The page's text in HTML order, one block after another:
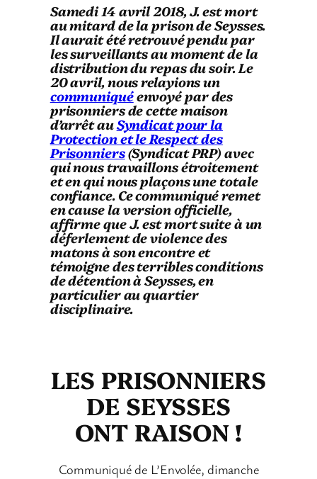
Samedi 14 avril 2018, J. est mort
au mitard de la prison de Seysses.
Il aurait été retrouvé pendu par
les surveillants au moment de la
distribution du repas du soir. Le
20 avril, nous relayions un
communiquéenvoyé par des
prisonniers de cette maison
d’arrêt auSyndicat pour la
Protection et le Respect des
Prisonniers(Syndicat PRP) avec
qui nous travaillons étroitement
et en qui nous plaçons une totale
confiance. Ce communiqué remet
en cause la version officielle,
affirme que J. est mort suite à un
déferlement de violence des
matons à son encontre et
témoigne des terribles conditions
de détention à Seysses, en
particulier au quartier
disciplinaire.
LES PRISONNIERS
DE SEYSSES
ONT RAISON !
Communiqué de L’Envolée, dimanche